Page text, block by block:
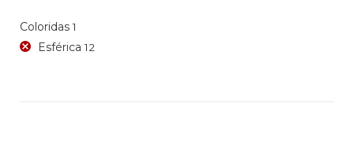
Coloridas 1
Esférica 12